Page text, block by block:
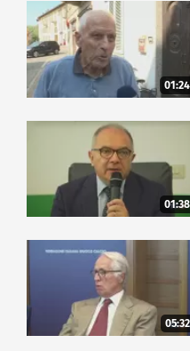
01:24
01:38
05:32